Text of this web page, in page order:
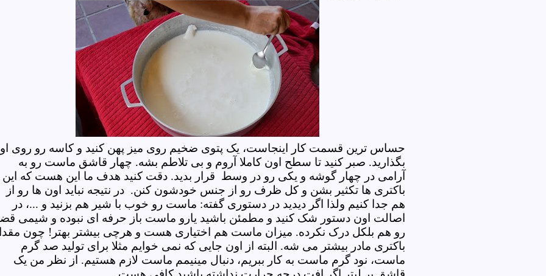
حساس ترین قسمت کار اینجاست، یک پتوی ضخیم روی میز پهن کنید و کاسه رو روی
بگذارید. صبر کنید تا سطح اون کاملا آروم و بی تلاطم بشه. چهار قاشق ماست رو به
آرامی در چهار گوشه و یکی رو در وسط قرار بدید. دقت کنید هدف ما این هست که این
باکتری ها تکثیر بشن و کل ظرف رو از جنس خودشون کنن. در نتیجه نباید اون ها رو از
هم جدا کنیم ولذا اگر دیدید در دستوری گفته: ماست رو خوب با شیر هم بزنید و ...، در
اصالت اون دستور شک کنید و مطمئن باشید یارو ماست باز حرفه ای نبوده و شیمی
رو هم بلکل درک نکرده. میزان ماست هم اختیاری هست و هرچی بیشتر بهتر! چون
باکتری مادر بیشتر می شه. البته از اون جایی که نمی خوایم مثلا برای تولید صد گرم
ماست، نود گرم ماست به کار ببریم، دنبال مینیمم ماست لازم هستیم. از نظر من یک